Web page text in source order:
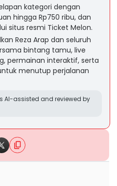
kategori dengan
hingga Rp750 ribu, dan
situs resmi Ticket Melon.
Reza Arap dan seluruh
bintang tamu, live
permainan interaktif, serta
menutup perjalanan
AI-assisted and reviewed by